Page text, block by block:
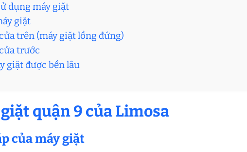
dụng máy giặt
giặt
trên (máy giặt lồng đứng)
trước
giặt được bền lâu
quận 9 của Limosa
của máy giặt